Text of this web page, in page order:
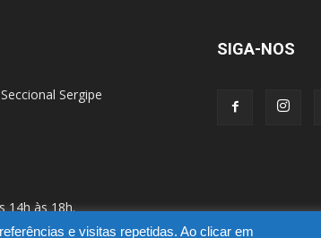
Sergipe
14h às 18h.
SIGA-NOS
e visitas repetidas. Ao clicar em